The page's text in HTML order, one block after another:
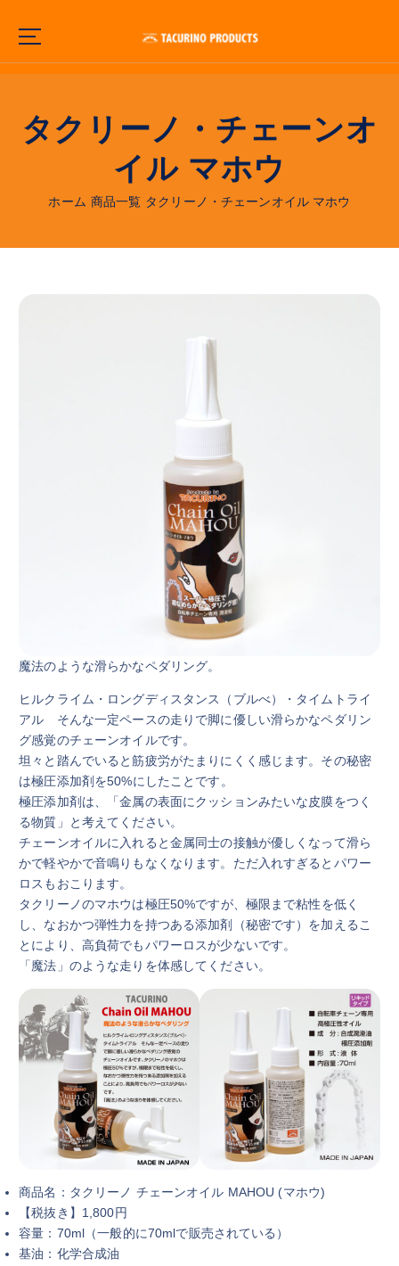
タクリーノ・チェーンオ
イル マホウ
ホーム 商品一覧 タクリーノ・チェーンオイル マホウ
魔法のような滑らかなペダリング。
ヒルクライム・ロングディスタンス（ブルべ）・タイムトライ
アル そんな一定ペースの走りで脚に優しい滑らかなペダリン
グ感覚のチェーンオイルです。
坦々と踏んでいると筋疲労がたまりにくく感じます。その秘密
は極圧添加剤を50%にしたことです。
極圧添加剤は、「金属の表面にクッションみたいな皮膜をつく
る物質」と考えてください。
チェーンオイルに入れると金属同士の接触が優しくなって滑ら
かで軽やかで音鳴りもなくなります。ただ入れすぎるとパワー
ロスもおこります。
タクリーノのマホウは極圧50%ですが、極限まで粘性を低く
し、なおかつ弾性力を持つある添加剤（秘密です）を加えるこ
とにより、高負荷でもパワーロスが少ないです。
「魔法」のような走りを体感してください。
商品名：タクリーノ チェーンオイル MAHOU (マホウ)
【税抜き】1,800円
容量：70ml（一般的に70mlで販売されている）
基油：化学合成油